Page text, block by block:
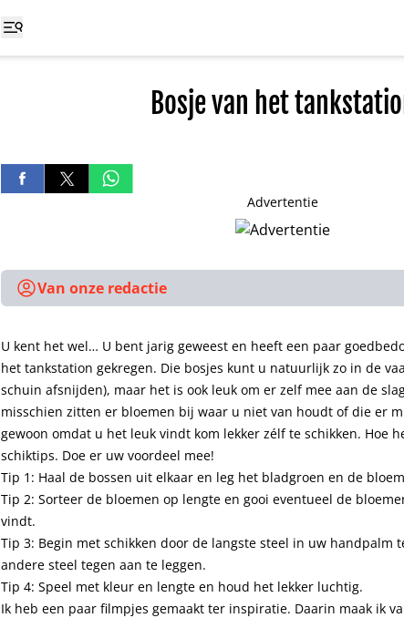
Bosje van het
Advertentie
Van onze redactie
U kent het wel… U bent jarig geweest en heeft een paar
het tankstation gekregen. Die bosjes kunt u natuurlijk zo in de
schuin afsnijden), maar het is ook leuk om er zelf mee aan de
misschien zitten er bloemen bij waar u niet van houdt of die er
gewoon omdat u het leuk vindt kom lekker zélf te schikken. Hoe
schiktips. Doe er uw voordeel mee!
Tip 1: Haal de bossen uit elkaar en leg het bladgroen en de
Tip 2: Sorteer de bloemen op lengte en gooi eventueel de
vindt.
Tip 3: Begin met schikken door de langste steel in uw handpalm
andere steel tegen aan te leggen.
Tip 4: Speel met kleur en lengte en houd het lekker luchtig.
Ik heb een paar filmpjes gemaakt ter inspiratie. Daarin maak ik